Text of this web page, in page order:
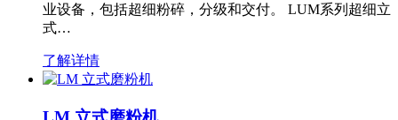
业设备，包括超细粉碎，分级和交付。 LUM系列超细立
式…
了解详情